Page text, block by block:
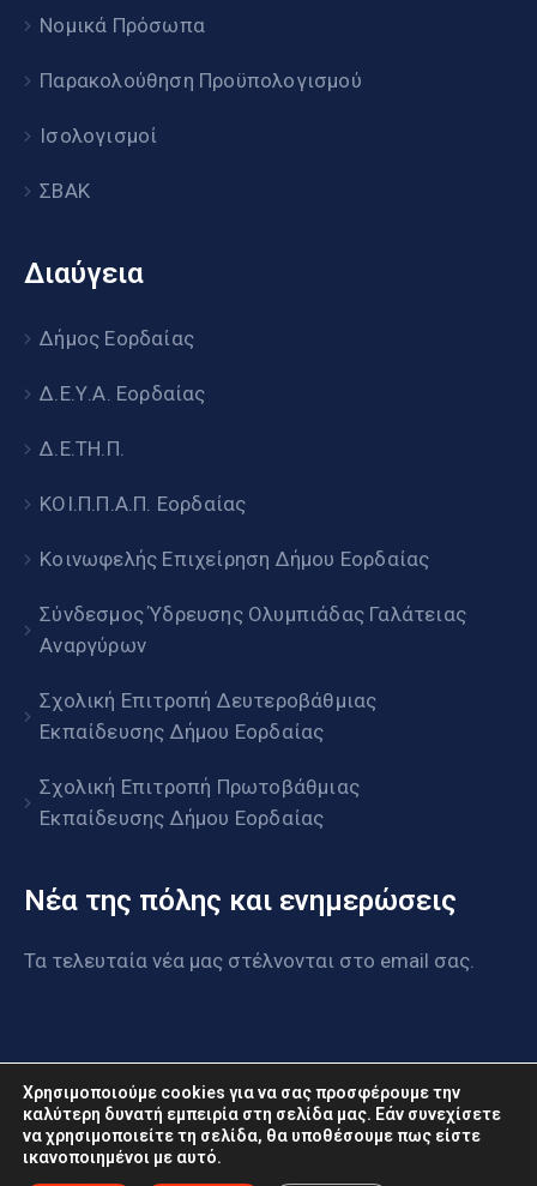
Νομικά Πρόσωπα
Παρακολούθηση Προϋπολογισμού
Ισολογισμοί
ΣΒΑΚ
Διαύγεια
Δήμος Εορδαίας
Δ.Ε.Υ.Α. Εορδαίας
Δ.Ε.ΤΗ.Π.
ΚΟΙ.Π.Π.Α.Π. Εορδαίας
Κοινωφελής Επιχείρηση Δήμου Εορδαίας
Σύνδεσμος Ύδρευσης Ολυμπιάδας Γαλάτειας
Αναργύρων
Σχολική Επιτροπή Δευτεροβάθμιας
Εκπαίδευσης Δήμου Εορδαίας
Σχολική Επιτροπή Πρωτοβάθμιας
Εκπαίδευσης Δήμου Εορδαίας
Νέα της πόλης και ενημερώσεις
Τα τελευταία νέα μας στέλνονται στο email σας.
www.eordaia.gov.gr © 2022. Με επιφύλαξη παντός
δικαιώματος
Χρησιμοποιούμε cookies για να σας προσφέρουμε την
καλύτερη δυνατή εμπειρία στη σελίδα μας. Εάν συνεχίσετε
να χρησιμοποιείτε τη σελίδα, θα υποθέσουμε πως είστε
ικανοποιημένοι με αυτό.